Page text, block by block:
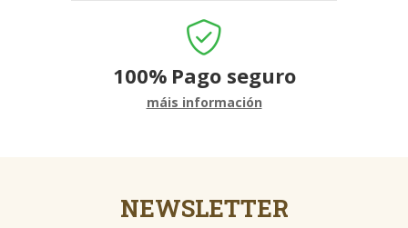
100% Pago seguro
máis información
NEWSLETTER